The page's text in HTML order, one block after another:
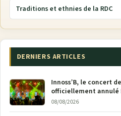
Traditions et ethnies de la RDC
DERNIERS ARTICLES
Innoss’B, le concert
officiellement annulé
08/08/2026